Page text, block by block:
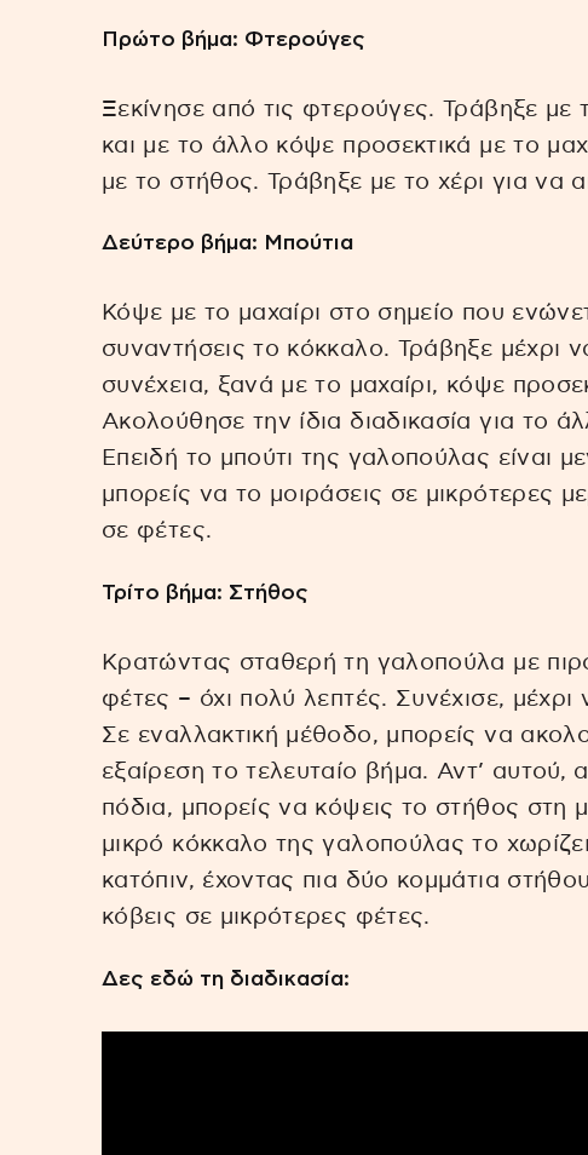
Πρώτο βήμα: Φτερούγες
Ξεκίνησε από τις φτερούγες. Τράβηξε με
και με το άλλο κόψε προσεκτικά με το
με το στήθος. Τράβηξε με το χέρι για να
Δεύτερο βήμα: Μπούτια
Κόψε με το μαχαίρι στο σημείο που
συναντήσεις το κόκκαλο. Τράβηξε μέχρι
συνέχεια, ξανά με το μαχαίρι, κόψε
Ακολούθησε την ίδια διαδικασία για το
Επειδή το μπούτι της γαλοπούλας είναι
μπορείς να το μοιράσεις σε μικρότερες
σε φέτες.
Τρίτο βήμα: Στήθος
Κρατώντας σταθερή τη γαλοπούλα με
φέτες – όχι πολύ λεπτές. Συνέχισε,
Σε εναλλακτική μέθοδο, μπορείς να
εξαίρεση το τελευταίο βήμα. Αντ’ αυτού,
πόδια, μπορείς να κόψεις το στήθος στη
μικρό κόκκαλο της γαλοπούλας το
κατόπιν, έχοντας πια δύο κομμάτια
κόβεις σε μικρότερες φέτες.
Δες εδώ τη διαδικασία: